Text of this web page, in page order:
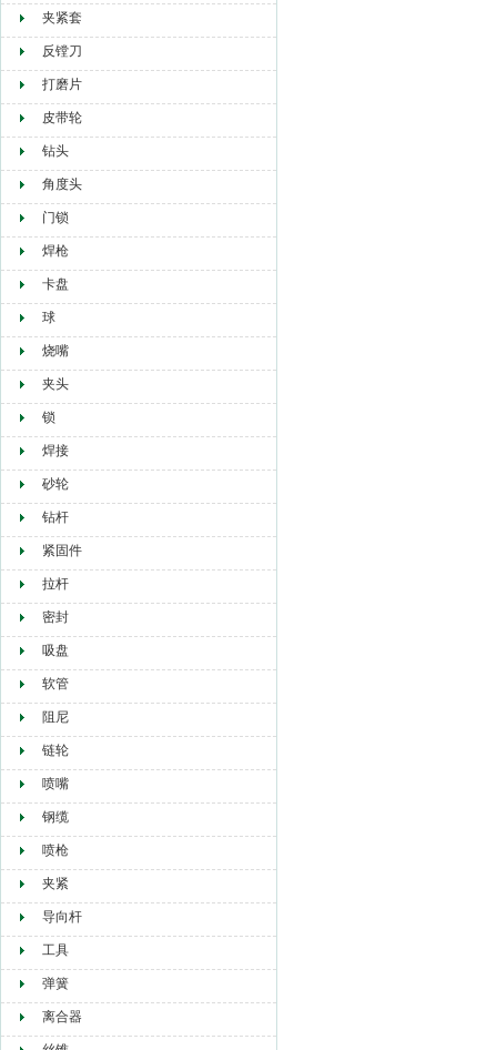
夹紧套
反镗刀
打磨片
皮带轮
钻头
角度头
门锁
焊枪
卡盘
球
烧嘴
夹头
锁
焊接
砂轮
钻杆
紧固件
拉杆
密封
吸盘
软管
阻尼
链轮
喷嘴
钢缆
喷枪
夹紧
导向杆
工具
弹簧
离合器